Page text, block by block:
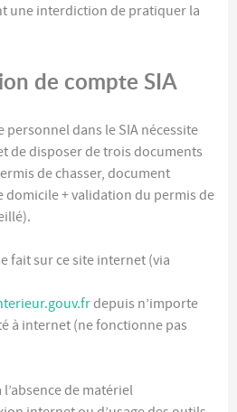
une interdiction de pratiquer la
de compte SIA
personnel dans le SIA nécessite
de disposer de trois documents
de chasser, document
+ validation du permis de
fait sur ce site internet (via
depuis n’importe
à internet (ne fonctionne pas
de matériel